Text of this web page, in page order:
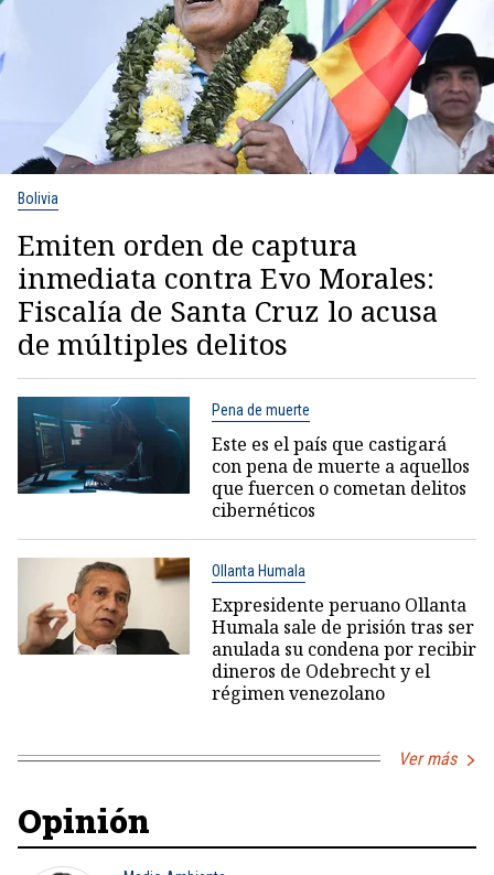
Bolivia
Emiten orden de captura
inmediata contra Evo Morales:
Fiscalía de Santa Cruz lo acusa
de múltiples delitos
Pena de muerte
Este es el país que castigará
con pena de muerte a aquellos
que fuercen o cometan delitos
cibernéticos
Ollanta Humala
Expresidente peruano Ollanta
Humala sale de prisión tras ser
anulada su condena por recibir
dineros de Odebrecht y el
régimen venezolano
Ver más
Opinión